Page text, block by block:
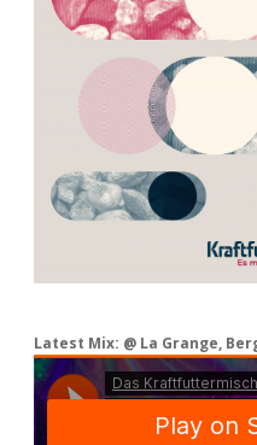
Latest Mix: @ La Grange,